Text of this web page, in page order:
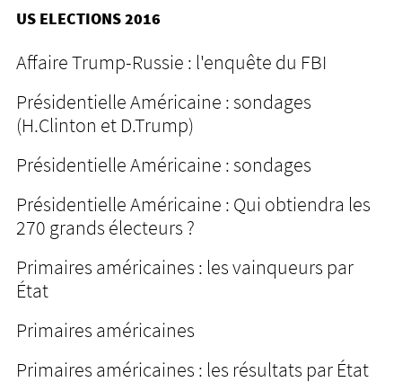
US ELECTIONS 2016
Affaire Trump-Russie : l'enquête du FBI
Présidentielle Américaine : sondages
(H.Clinton et D.Trump)
Présidentielle Américaine : sondages
Présidentielle Américaine : Qui obtiendra les
270 grands électeurs ?
Primaires américaines : les vainqueurs par
État
Primaires américaines
Primaires américaines : les résultats par État